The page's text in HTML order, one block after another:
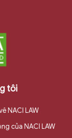
tôi
NACI LAW
của NACI LAW